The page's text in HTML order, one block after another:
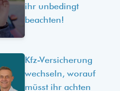
ihr unbedingt
beachten!
Kfz-Versicherung
wechseln, worauf
müsst ihr achten